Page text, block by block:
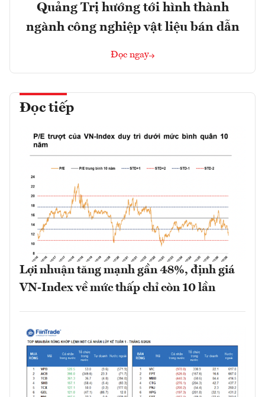
Quảng Trị hướng tới hình thành
ngành công nghiệp vật liệu bán dẫn
Đọc ngay
Đọc tiếp
Lợi nhuận tăng mạnh gần 48%, định giá
VN-Index về mức thấp chỉ còn 10 lần